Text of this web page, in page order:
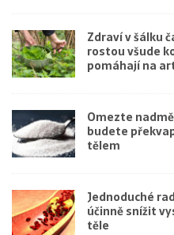
Zdraví v šálku
rostou všude
pomáhají na
Omezte
budete
tělem
Jednoduché
účinně snížit
těle